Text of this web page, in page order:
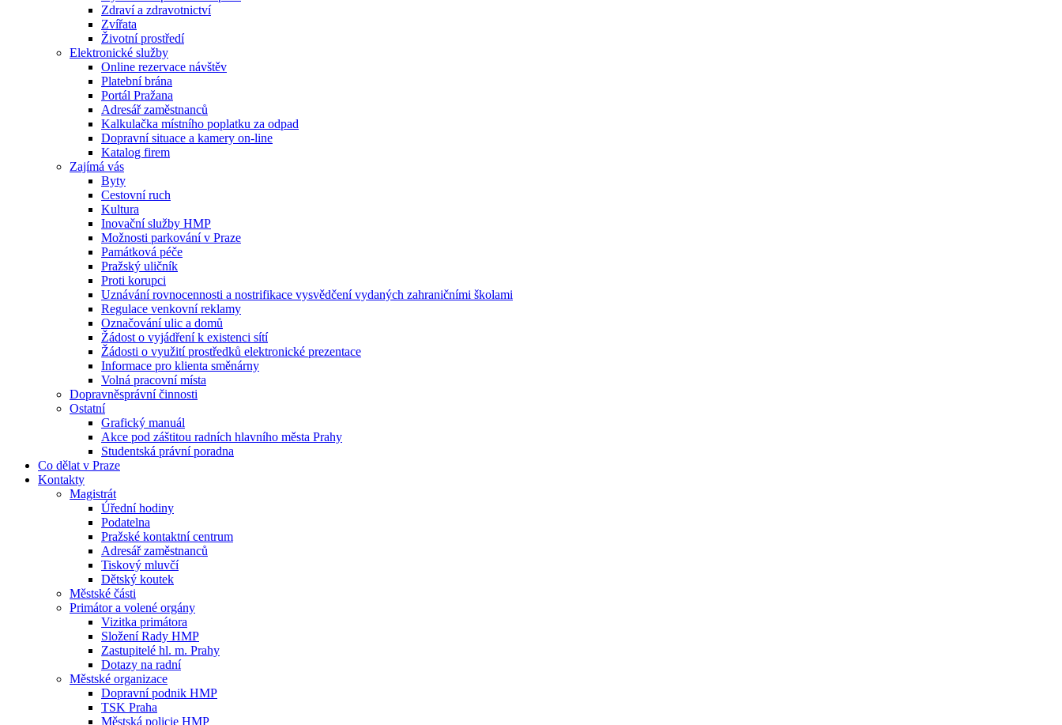
Zdraví a zdravotnictví
Zvířata
Životní prostředí
Elektronické služby
Online rezervace návštěv
Platební brána
Portál Pražana
Adresář zaměstnanců
Kalkulačka místního poplatku za odpad
Dopravní situace a kamery on-line
Katalog firem
Zajímá vás
Byty
Cestovní ruch
Kultura
Inovační služby HMP
Možnosti parkování v Praze
Památková péče
Pražský uličník
Proti korupci
Uznávání rovnocennosti a nostrifikace vysvědčení vydaných zahraničními školami
Regulace venkovní reklamy
Označování ulic a domů
Žádost o vyjádření k existenci sítí
Žádosti o využití prostředků elektronické prezentace
Informace pro klienta směnárny
Volná pracovní místa
Dopravněsprávní činnosti
Ostatní
Grafický manuál
Akce pod záštitou radních hlavního města Prahy
Studentská právní poradna
Co dělat v Praze
Kontakty
Magistrát
Úřední hodiny
Podatelna
Pražské kontaktní centrum
Adresář zaměstnanců
Tiskový mluvčí
Dětský koutek
Městské části
Primátor a volené orgány
Vizitka primátora
Složení Rady HMP
Zastupitelé hl. m. Prahy
Dotazy na radní
Městské organizace
Dopravní podnik HMP
TSK Praha
Městská policie HMP